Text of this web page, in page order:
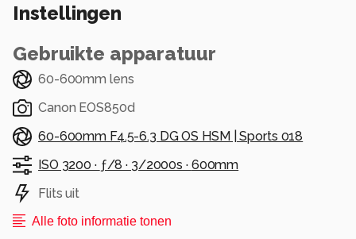
Alle rechten voorbehouden
Instellingen
Gebruikte apparatuur
60-600mm lens
Canon EOS850d
60-600mm F4.5-6.3 DG OS HSM | Sports 018
ISO 3200 · ƒ/8 · 3/2000s · 600mm
Flits uit
Alle foto informatie tonen